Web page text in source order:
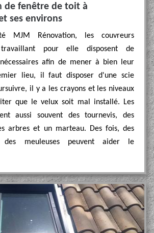
de fenêtre de toit à
ses environs
MJM Rénovation, les couvreurs
travaillant pour elle disposent de
afin de mener à bien leur
lieu, il faut disposer d'une scie
il y a les crayons et les niveaux
que le velux soit mal installé. Les
aussi souvent des tournevis, des
arbres et un marteau. Des fois, des
des meuleuses peuvent aider le